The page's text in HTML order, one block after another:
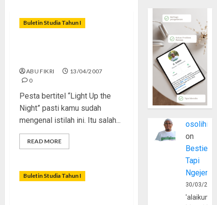
Buletin Studia Tahun I
ABU FIKRI
13/04/2007
0
Pesta bertitel “Light Up the
Night” pasti kamu sudah
mengenal istilah ini. Itu salah...
READ MORE
Buletin Studia Tahun I
osolihin
on
Bestie
Tapi
30/03/